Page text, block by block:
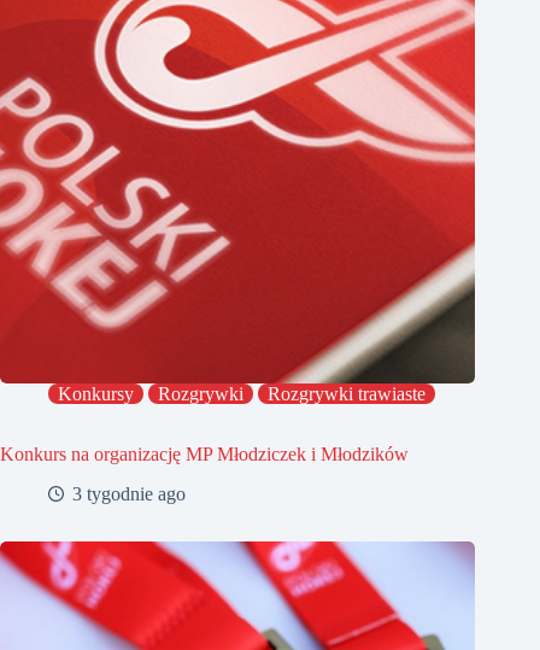
Konkursy Rozgrywki Rozgrywki trawiaste
Konkurs na organizację MP Młodziczek i Młodzików
3 tygodnie ago